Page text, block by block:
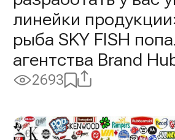
линейки
рыба SKY FISH
агентства Brand
Просмотры:
2693 Добавить
Поделиться